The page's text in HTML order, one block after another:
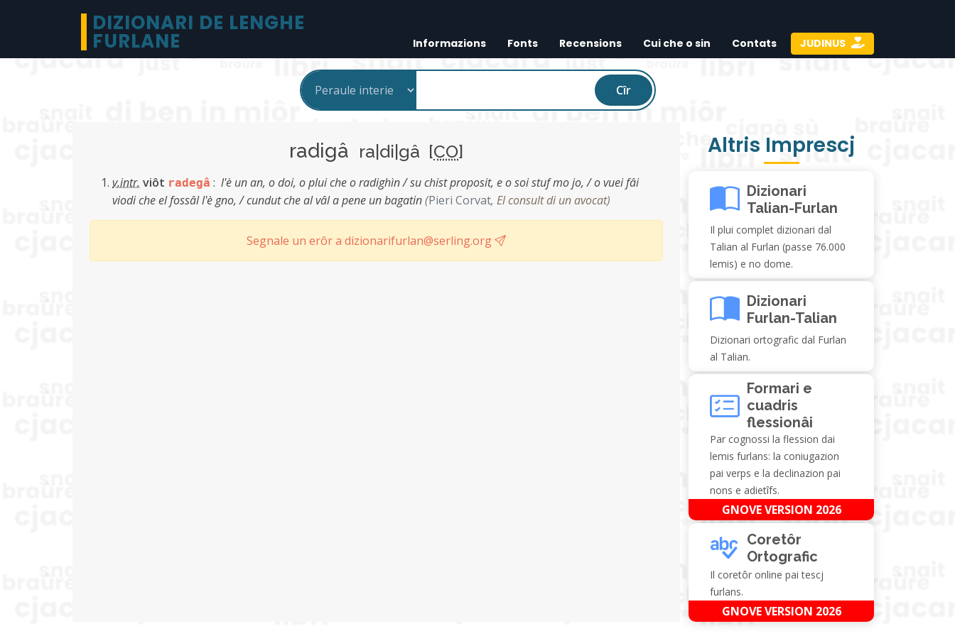
DIZIONARI DE LENGHE
FURLANE Informazions Fonts Recensions Cui che o sin Contats JUDINUS
Cîr
radigâ ra|di|gâ [CO]
v.intr. viôt radegâ : l'è un an, o doi, o plui che o radighìn / su chist proposit, e o soi stuf mo jo, / o vuei fâi
viodi che el fossâl l'è gno, / cundut che al vâl a pene un bagatin(Pieri Corvat, El consult di un avocat)
Segnale un erôr a dizionarifurlan@serling.org
Altris Imprescj
Dizionari
Talian-Furlan
Il plui complet dizionari dal
Talian al Furlan (passe 76.000
lemis) e no dome.
Dizionari
Furlan-Talian
Dizionari ortografic dal Furlan
al Talian.
Formari e
cuadris
flessionâi
Par cognossi la flession dai
lemis furlans: la coniugazion
pai verps e la declinazion pai
nons e adietîfs.
GNOVE VERSION 2026
Coretôr
Ortografic
Il coretôr online pai tescj
furlans.
GNOVE VERSION 2026